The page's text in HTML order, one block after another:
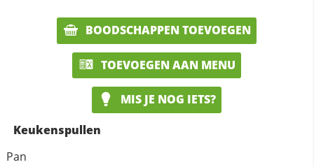
BOODSCHAPPEN TOEVOEGEN
TOEVOEGEN AAN MENU
MIS JE NOG IETS?
Keukenspullen
Pan